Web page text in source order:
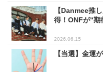
【Danmee推
得！ONFが“期
2026.06.15
【当選】金運